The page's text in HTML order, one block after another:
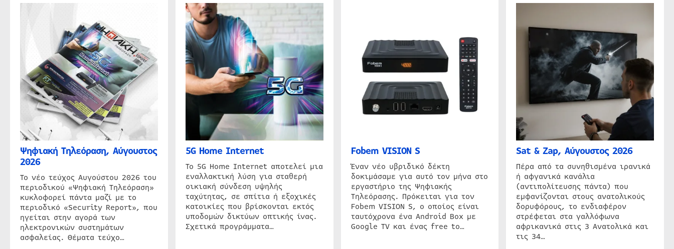
Ψηφιακή Τηλεόραση, Αύγουστος
2026
Το νέο τεύχος Αυγούστου 2026 του
περιοδικού «Ψηφιακή Τηλεόραση»
κυκλοφορεί πάντα μαζί με το
περιοδικό «Security Report», που
ηγείται στην αγορά των
ηλεκτρονικών συστημάτων
ασφαλείας. Θέματα τεύχο…
5G Home Internet
Το 5G Home Internet αποτελεί μια
εναλλακτική λύση για σταθερή
οικιακή σύνδεση υψηλής
ταχύτητας, σε σπίτια ή εξοχικές
κατοικίες που βρίσκονται εκτός
υποδομών δικτύων οπτικής ίνας.
Σχετικά προγράμματα…
Fobem VISION S
Έναν νέο υβριδικό δέκτη
δοκιμάσαμε για αυτό τον μήνα στο
εργαστήριο της Ψηφιακής
Τηλεόρασης. Πρόκειται για τον
Fobem VISION S, ο οποίος είναι
ταυτόχρονα ένα Android Box με
Google TV και ένας free to…
Sat & Zap, Αύγουστος 2026
Πέρα από τα συνηθισμένα ιρανικά
ή αφγανικά κανάλια
(αντιπολίτευσης πάντα) που
εμφανίζονται στους ανατολικούς
δορυφόρους, το ενδιαφέρον
στρέφεται στα γαλλόφωνα
αφρικανικά στις 3 Ανατολικά και
τις 34…